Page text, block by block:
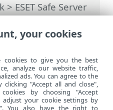
>ESET Safe Server
Safe Server>
>Ochrana>
aplikácií
your cookies
cookies to give you the best
analyze our website traffic,
ads. You can agree to the
"Accept all and close",
by choosing "Accept
adjust your cookie settings by
You also have the right to